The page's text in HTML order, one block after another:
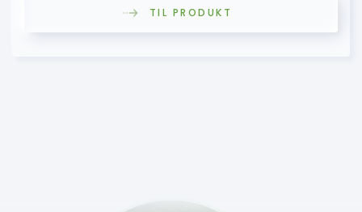
TIL PRODUKT